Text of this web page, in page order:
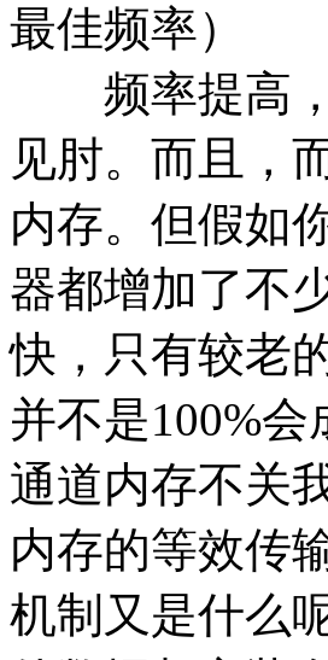
最佳频率）
频率提高，
见肘。而且，
内存。但假如
器都增加了不
快，只有较老
并不是100%
通道内存不关
内存的等效传
机制又是什么